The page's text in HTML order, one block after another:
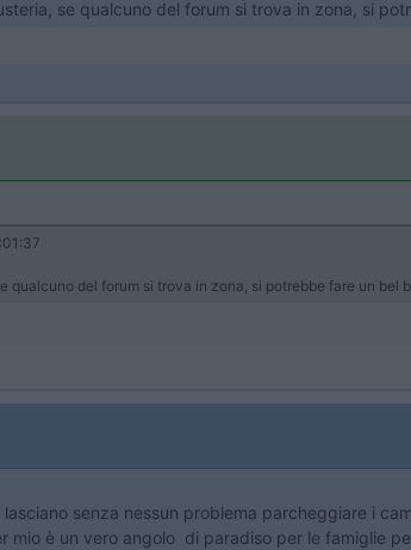
se qualcuno del forum si trova in zona, si
qualcuno del forum si trova in zona, si potrebbe fare un bel
senza nessun problema parcheggiare i
è un vero angolo di paradiso per le famiglie